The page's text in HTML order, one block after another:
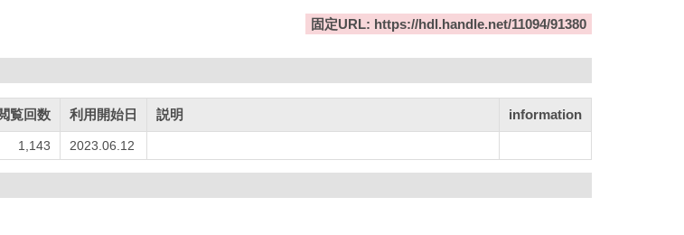
固定URL: https://hdl.handle.net/11094/91380
覧回数 利用開始日 説明 information
1,143 2023.06.12